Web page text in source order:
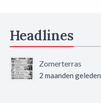
Headlines
Zomerterras
2 maanden geleden